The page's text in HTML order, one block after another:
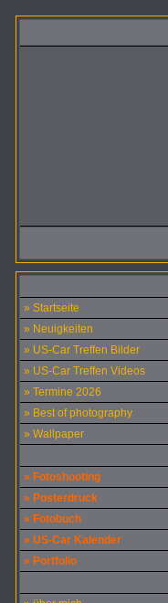
» Startseite
» Neuigkeiten
» US-Car Treffen Bilder
» US-Car Treffen Videos
» Termine 2026
» Best of photography
» Wallpaper
» Fotoshooting
» Posterdruck
» Fotobuch
» US-Car Kalender
» Portfolio